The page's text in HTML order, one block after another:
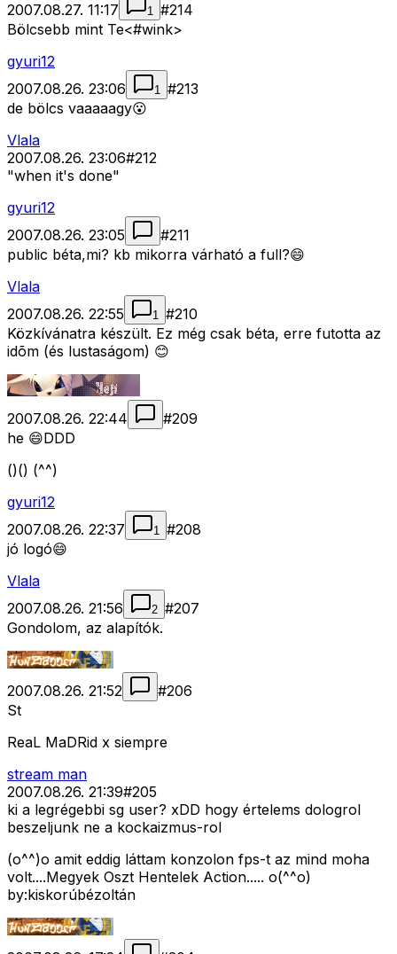
2007.08.27. 11:17 1 #214
Bölcsebb mint Te<#wink>
gyuri12
2007.08.26. 23:06
1 #213
de bölcs vaaaaagy😮
Vlala
2007.08.26. 23:06#212
"when it's done"
gyuri12
2007.08.26. 23:05
#211
public béta,mi? kb mikorra várható a full?😄
Vlala
2007.08.26. 22:55
1 #210
Közkívánatra készült. Ez még csak béta, erre futotta az
idõm (és lustaságom) 😊
2007.08.26. 22:44 #209
he 😄DDD
()() (^^)
gyuri12
2007.08.26. 22:37
1 #208
jó logó😄
Vlala
2007.08.26. 21:56
2 #207
Gondolom, az alapítók.
2007.08.26. 21:52 #206
St
ReaL MaDRid x siempre
stream man
2007.08.26. 21:39#205
ki a legrégebbi sg user? xDD hogy értelems dologrol
beszeljunk ne a kockaizmus-rol
(o^^)o amit eddig láttam konzolon fps-t az mind moha
volt....Megyek Oszt Hentelek Action..... o(^^o)
by:kiskorúbézoltán